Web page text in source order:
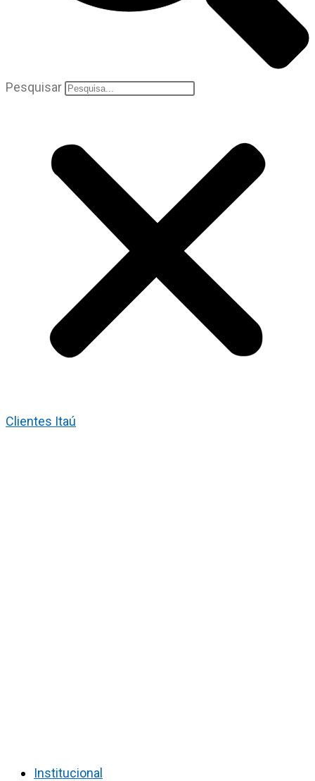
Pesquisar
Clientes Itaú
Institucional